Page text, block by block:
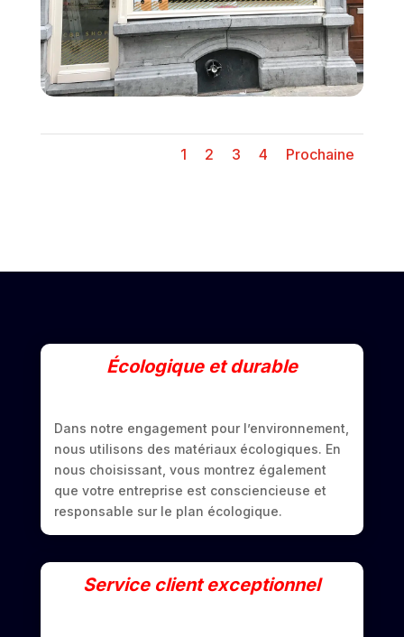
1 2 3 4 Prochaine
Écologique et durable
Dans notre engagement pour l’environnement,
nous utilisons des matériaux écologiques. En
nous choisissant, vous montrez également
que votre entreprise est consciencieuse et
responsable sur le plan écologique.
Service client exceptionnel